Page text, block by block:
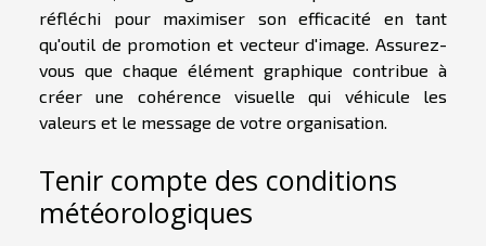
réfléchi pour maximiser son efficacité en tant
qu'outil de promotion et vecteur d'image. Assurez-
vous que chaque élément graphique contribue à
créer une cohérence visuelle qui véhicule les
valeurs et le message de votre organisation.
Tenir compte des conditions
météorologiques